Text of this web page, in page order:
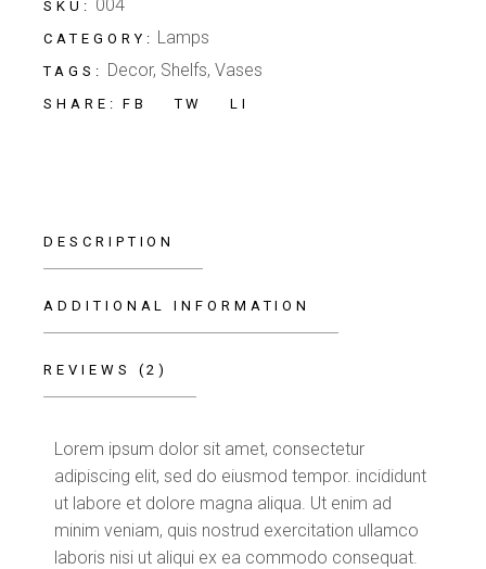
SKU: 004
CATEGORY: Lamps
TAGS: Decor, Shelfs, Vases
SHARE: FB TW LI
DESCRIPTION
ADDITIONAL INFORMATION
REVIEWS (2)
Lorem ipsum dolor sit amet, consectetur
adipiscing elit, sed do eiusmod tempor. incididunt
ut labore et dolore magna aliqua. Ut enim ad
minim veniam, quis nostrud exercitation ullamco
laboris nisi ut aliqui ex ea commodo consequat.